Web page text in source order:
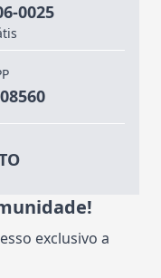
0025
exclusivo a